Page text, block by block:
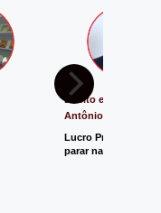
Direito e Justiça -
Antônio de Souza
Lucro Presumido
parar na Justiça